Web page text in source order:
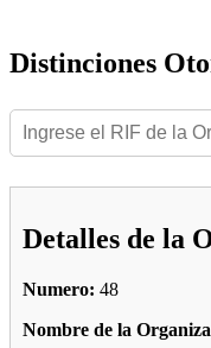
Distinciones
Detalles de la
Numero: 48
Nombre de la